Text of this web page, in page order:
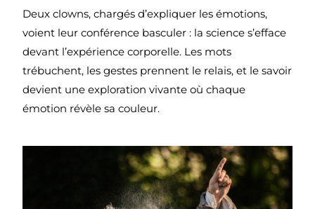
Deux clowns, chargés d’expliquer les émotions,
voient leur conférence basculer : la science s’efface
devant l’expérience corporelle. Les mots
trébuchent, les gestes prennent le relais, et le savoir
devient une exploration vivante où chaque
émotion révèle sa couleur.